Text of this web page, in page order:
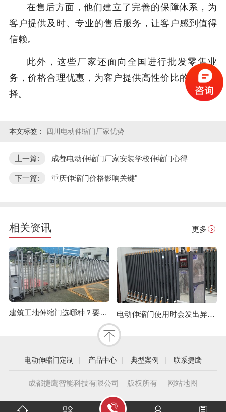
在售后方面，他们建立了完善的保障体系，为
客户提供及时、专业的售后服务，让客户感到值得
信赖。
此外，这些厂家还面向全国进行批发零售业
务，价格合理优惠，为客户提供高性价比的产品选
择。
本文标签： 四川电动伸缩门厂家优势
上一篇: 成都电动伸缩门厂家安装学校伸缩门心得
下一篇: 重庆伸缩门价格影响关键"
相关资讯 更多
建筑工地伸缩门选哪种？要注意哪些？ 电动伸缩门使用时会发出异响怎么办？
电动伸缩门定制 | 产品中心 | 典型案例 | 联系捷鹰
成都捷鹰智能科技有限公司 版权所有 网站地图